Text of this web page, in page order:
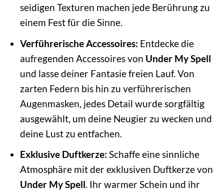
seidigen Texturen machen jede Berührung zu
einem Fest für die Sinne.
Verführerische Accessoires: Entdecke die
aufregenden Accessoires von Under My Spell
und lasse deiner Fantasie freien Lauf. Von
zarten Federn bis hin zu verführerischen
Augenmasken, jedes Detail wurde sorgfältig
ausgewählt, um deine Neugier zu wecken und
deine Lust zu entfachen.
Exklusive Duftkerze: Schaffe eine sinnliche
Atmosphäre mit der exklusiven Duftkerze von
Under My Spell. Ihr warmer Schein und ihr